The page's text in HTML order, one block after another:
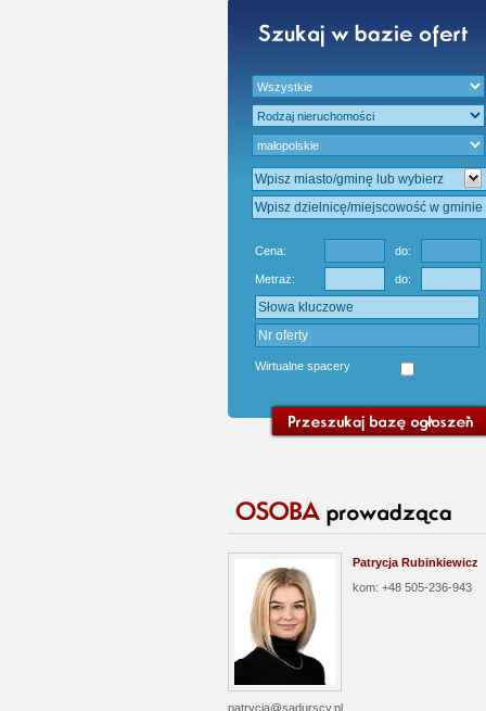
Cena: do:
Metraż: do:
Wirtualne spacery
Patrycja Rubinkiewicz
kom: +48 505-236-943
patrycja@sadurscy.pl